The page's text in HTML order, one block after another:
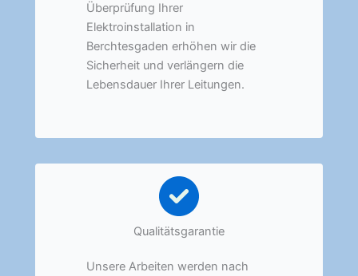
Überprüfung Ihrer
Elektroinstallation in
Berchtesgaden erhöhen wir die
Sicherheit und verlängern die
Lebensdauer Ihrer Leitungen.
Qualitätsgarantie
Unsere Arbeiten werden nach